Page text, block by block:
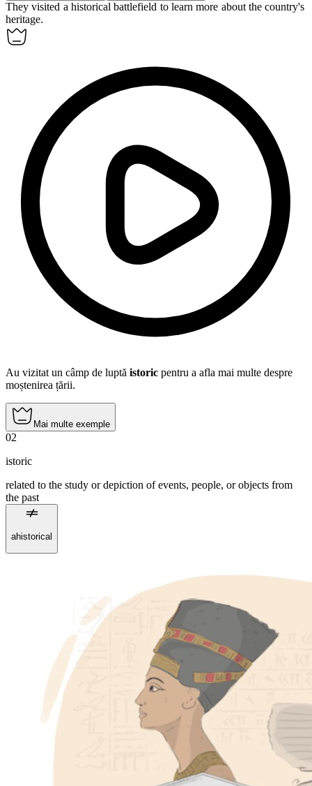
They visited a historical battlefield to learn more about the country's
heritage.
Au vizitat un câmp de luptă istoric pentru a afla mai multe despre
moștenirea țării.
Mai multe exemple
02
istoric
related to the study or depiction of events, people, or objects from
the past
ahistorical